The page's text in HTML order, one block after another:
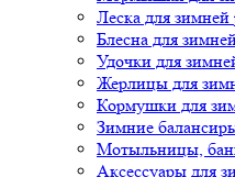
Леска для
Блесна для
Удочки для
Жерлицы для
Кормушки для
Зимние
Мотыльницы,
Аксессуары для